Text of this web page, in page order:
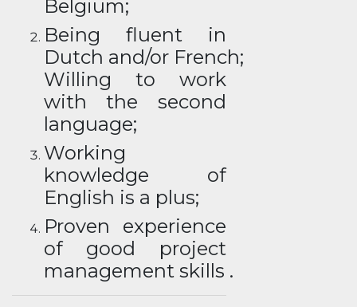
Belgium;
Being fluent in
Dutch and/or French;
Willing to work
with the second
language;
Working
knowledge of
English is a plus;
Proven experience
of good project
management skills .